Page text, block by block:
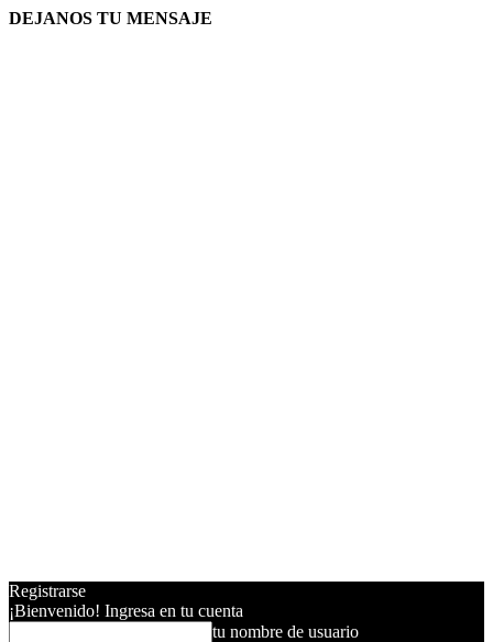
DEJANOS TU MENSAJE
Registrarse
¡Bienvenido! Ingresa en tu cuenta
tu nombre de usuario